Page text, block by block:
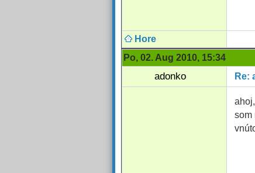
Hore
Po, 02. Aug 2010, 15:34
adonko Re:
som